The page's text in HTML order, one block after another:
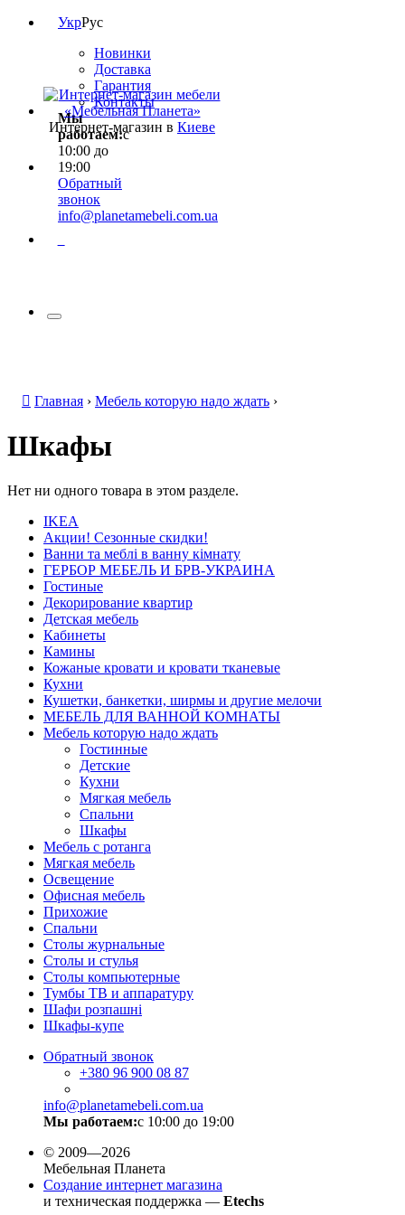
УкрРус
Новинки
Доставка
Гарантия
Контакты
Мы
работаем:с
10:00 до
19:00
Обратный
звонок
info@planetamebeli.com.ua
Интернет-магазин в Киеве
Главная › Мебель которую надо ждать ›
Шкафы
Нет ни одного товара в этом разделе.
IKEA
Акции! Сезонные скидки!
Ванни та меблі в ванну кімнату
ГЕРБОР МЕБЕЛЬ И БРВ-УКРАИНА
Гостиные
Декорирование квартир
Детская мебель
Кабинеты
Камины
Кожаные кровати и кровати тканевые
Кухни
Кушетки, банкетки, ширмы и другие мелочи
МЕБЕЛЬ ДЛЯ ВАННОЙ КОМНАТЫ
Мебель которую надо ждать
Гостинные
Детские
Кухни
Мягкая мебель
Спальни
Шкафы
Мебель с ротанга
Мягкая мебель
Освещение
Офисная мебель
Прихожие
Спальни
Столы журнальные
Столы и стулья
Столы компьютерные
Тумбы ТВ и аппаратуру
Шафи розпашні
Шкафы-купе
Обратный звонок
+380 96 900 08 87
info@planetamebeli.com.ua
Мы работаем:с 10:00 до 19:00
© 2009—2026
Мебельная Планета
Создание интернет магазина
и техническая поддержка — Etechs